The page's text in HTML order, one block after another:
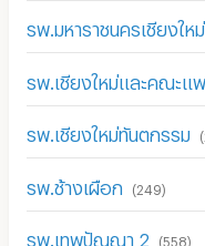
รพ.มหาราชนครเชียงใหม่
รพ.เชียงใหม่และคณะแ
รพ.เชียงใหม่ทันตกรรม (
รพ.ช้างเผือก (249)
รพ.เทพปัญญา 2 (558)